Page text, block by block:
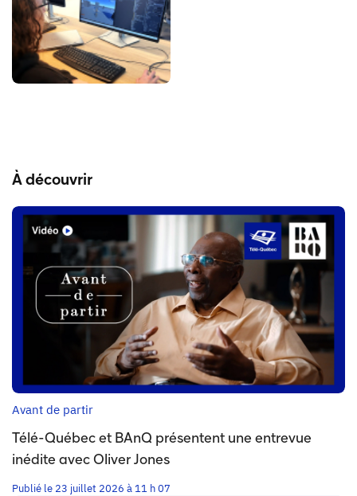
À découvrir
Avant de partir
Télé-Québec et BAnQ présentent une entrevue
inédite avec Oliver Jones
Publié le 23 juillet 2026 à 11 h 07